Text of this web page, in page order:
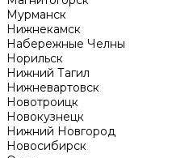
Мурманск
Нижнекамск
Набережные Челны
Норильск
Нижний Тагил
Нижневартовск
Новотроицк
Новокузнецк
Нижний Новгород
Новосибирск